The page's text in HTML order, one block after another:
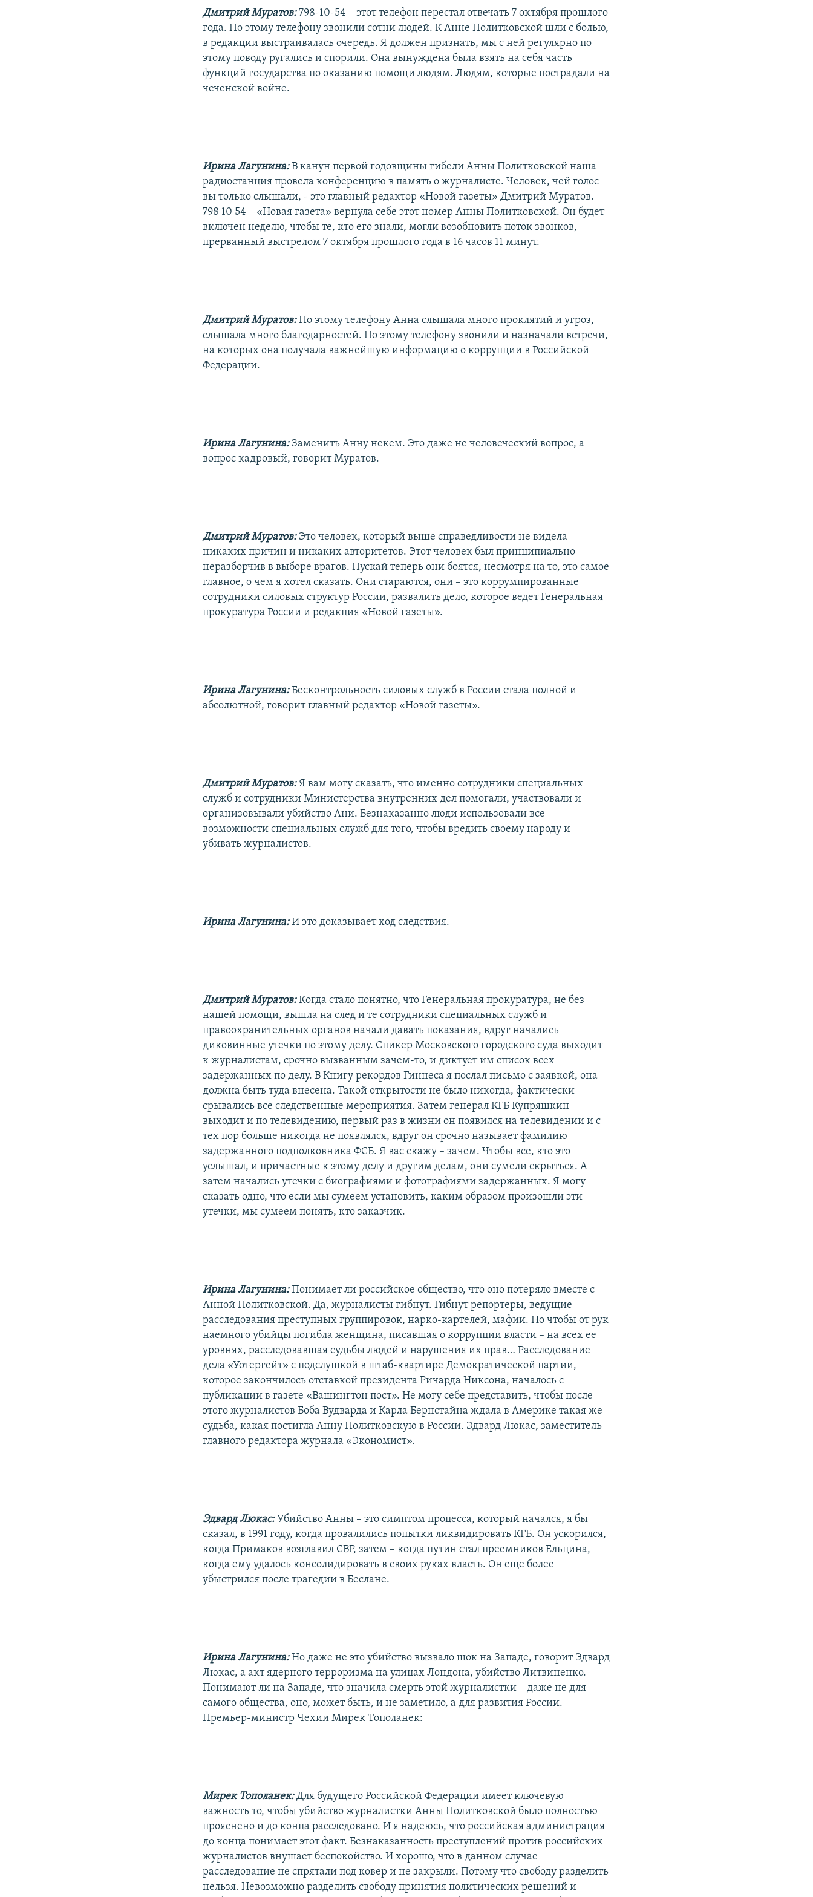
Дмитрий Муратов:798-10-54 – этот телефон перестал отвечать 7 октября прошлого
года. По этому телефону звонили сотни людей. К Анне Политковской шли с болью,
в редакции выстраивалась очередь. Я должен признать, мы с ней регулярно по
этому поводу ругались и спорили. Она вынуждена была взять на себя часть
функций государства по оказанию помощи людям. Людям, которые пострадали на
чеченской войне.
Ирина Лагунина:В канун первой годовщины гибели Анны Политковской наша
радиостанция провела конференцию в память о журналисте. Человек, чей голос
вы только слышали, - это главный редактор «Новой газеты» Дмитрий Муратов.
798 10 54 – «Новая газета» вернула себе этот номер Анны Политковской. Он будет
включен неделю, чтобы те, кто его знали, могли возобновить поток звонков,
прерванный выстрелом 7 октября прошлого года в 16 часов 11 минут.
Дмитрий Муратов:По этому телефону Анна слышала много проклятий и угроз,
слышала много благодарностей. По этому телефону звонили и назначали встречи,
на которых она получала важнейшую информацию о коррупции в Российской
Федерации.
Ирина Лагунина: Заменить Анну некем. Это даже не человеческий вопрос, а
вопрос кадровый, говорит Муратов.
Дмитрий Муратов: Это человек, который выше справедливости не видела
никаких причин и никаких авторитетов. Этот человек был принципиально
неразборчив в выборе врагов. Пускай теперь они боятся, несмотря на то, это самое
главное, о чем я хотел сказать. Они стараются, они – это коррумпированные
сотрудники силовых структур России, развалить дело, которое ведет Генеральная
прокуратура России и редакция «Новой газеты».
Ирина Лагунина:Бесконтрольность силовых служб в России стала полной и
абсолютной, говорит главный редактор «Новой газеты».
Дмитрий Муратов:Я вам могу сказать, что именно сотрудники специальных
служб и сотрудники Министерства внутренних дел помогали, участвовали и
организовывали убийство Ани. Безнаказанно люди использовали все
возможности специальных служб для того, чтобы вредить своему народу и
убивать журналистов.
Ирина Лагунина:И это доказывает ход следствия.
Дмитрий Муратов:Когда стало понятно, что Генеральная прокуратура, не без
нашей помощи, вышла на след и те сотрудники специальных служб и
правоохранительных органов начали давать показания, вдруг начались
диковинные утечки по этому делу. Спикер Московского городского суда выходит
к журналистам, срочно вызванным зачем-то, и диктует им список всех
задержанных по делу. В Книгу рекордов Гиннеса я послал письмо с заявкой, она
должна быть туда внесена. Такой открытости не было никогда, фактически
срывались все следственные мероприятия. Затем генерал КГБ Купряшкин
выходит и по телевидению, первый раз в жизни он появился на телевидении и с
тех пор больше никогда не появлялся, вдруг он срочно называет фамилию
задержанного подполковника ФСБ. Я вас скажу – зачем. Чтобы все, кто это
услышал, и причастные к этому делу и другим делам, они сумели скрыться. А
затем начались утечки с биографиями и фотографиями задержанных. Я могу
сказать одно, что если мы сумеем установить, каким образом произошли эти
утечки, мы сумеем понять, кто заказчик.
Ирина Лагунина:Понимает ли российское общество, что оно потеряло вместе с
Анной Политковской. Да, журналисты гибнут. Гибнут репортеры, ведущие
расследования преступных группировок, нарко-картелей, мафии. Но чтобы от рук
наемного убийцы погибла женщина, писавшая о коррупции власти – на всех ее
уровнях, расследовавшая судьбы людей и нарушения их прав… Расследование
дела «Уотергейт» с подслушкой в штаб-квартире Демократической партии,
которое закончилось отставкой президента Ричарда Никсона, началось с
публикации в газете «Вашингтон пост». Не могу себе представить, чтобы после
этого журналистов Боба Вудварда и Карла Бернстайна ждала в Америке такая же
судьба, какая постигла Анну Политковскую в России. Эдвард Люкас, заместитель
главного редактора журнала «Экономист».
Эдвард Люкас: Убийство Анны – это симптом процесса, который начался, я бы
сказал, в 1991 году, когда провалились попытки ликвидировать КГБ. Он ускорился,
когда Примаков возглавил СВР, затем – когда путин стал преемников Ельцина,
когда ему удалось консолидировать в своих руках власть. Он еще более
убыстрился после трагедии в Беслане.
Ирина Лагунина:Но даже не это убийство вызвало шок на Западе, говорит Эдвард
Люкас, а акт ядерного терроризма на улицах Лондона, убийство Литвиненко.
Понимают ли на Западе, что значила смерть этой журналистки – даже не для
самого общества, оно, может быть, и не заметило, а для развития России.
Премьер-министр Чехии Мирек Тополанек:
Мирек Тополанек:Для будущего Российской Федерации имеет ключевую
важность то, чтобы убийство журналистки Анны Политковской было полностью
прояснено и до конца расследовано. И я надеюсь, что российская администрация
до конца понимает этот факт. Безнаказанность преступлений против российских
журналистов внушает беспокойство. И хорошо, что в данном случае
расследование не спрятали под ковер и не закрыли. Потому что свободу разделить
нельзя. Невозможно разделить свободу принятия политических решений и